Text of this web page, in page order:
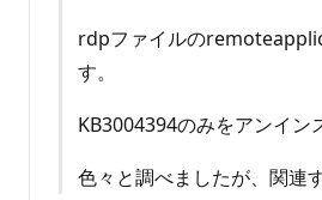
rdpファイルの
す。
KB3004394のみをアンイン
色々と調べましたが、関連